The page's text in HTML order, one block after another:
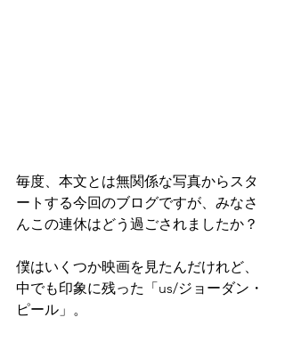
毎度、本文とは無関係な写真からスタ
ートする今回のブログですが、みなさ
んこの連休はどう過ごされましたか？
僕はいくつか映画を見たんだけれど、
中でも印象に残った「us/ジョーダン・
ピール」。